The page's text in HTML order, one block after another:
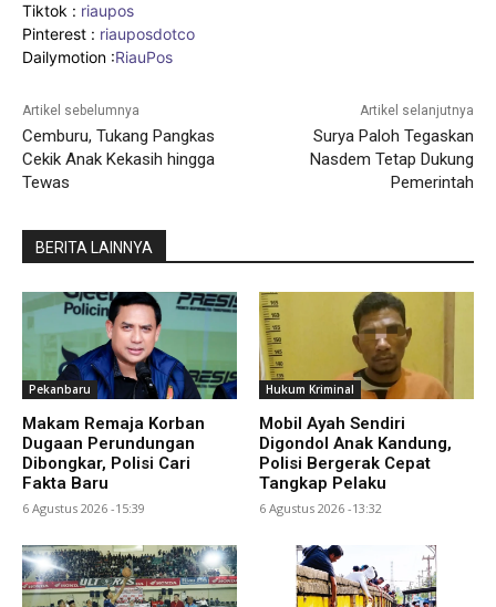
Tiktok : riaupos
Pinterest : riauposdotco
Dailymotion :RiauPos
Artikel sebelumnya
Cemburu, Tukang Pangkas
Cekik Anak Kekasih hingga
Tewas
Artikel selanjutnya
Surya Paloh Tegaskan
Nasdem Tetap Dukung
Pemerintah
BERITA LAINNYA
Pekanbaru
Makam Remaja Korban
Dugaan Perundungan
Dibongkar, Polisi Cari
Fakta Baru
6 Agustus 2026 -15:39
Hukum Kriminal
Mobil Ayah Sendiri
Digondol Anak Kandung,
Polisi Bergerak Cepat
Tangkap Pelaku
6 Agustus 2026 -13:32